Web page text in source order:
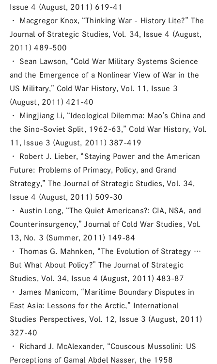
Issue 4 (August, 2011) 619-41
・ Macgregor Knox, “Thinking War - History Lite?” The
Journal of Strategic Studies, Vol. 34, Issue 4 (August,
2011) 489-500
・ Sean Lawson, “Cold War Military Systems Science
and the Emergence of a Nonlinear View of War in the
US Military,” Cold War History, Vol. 11, Issue 3
(August, 2011) 421-40
・ Mingjiang Li, “Ideological Dilemma: Mao’s China and
the Sino-Soviet Split, 1962-63,” Cold War History, Vol.
11, Issue 3 (August, 2011) 387-419
・ Robert J. Lieber, “Staying Power and the American
Future: Problems of Primacy, Policy, and Grand
Strategy,” The Journal of Strategic Studies, Vol. 34,
Issue 4 (August, 2011) 509-30
・ Austin Long, “The Quiet Americans?: CIA, NSA, and
Counterinsurgency,” Journal of Cold War Studies, Vol.
13, No. 3 (Summer, 2011) 149-84
・ Thomas G. Mahnken, “The Evolution of Strategy …
But What About Policy?” The Journal of Strategic
Studies, Vol. 34, Issue 4 (August, 2011) 483-87
・ James Manicom, “Maritime Boundary Disputes in
East Asia: Lessons for the Arctic,” International
Studies Perspectives, Vol. 12, Issue 3 (August, 2011)
327-40
・ Richard J. McAlexander, “Couscous Mussolini: US
Perceptions of Gamal Abdel Nasser, the 1958